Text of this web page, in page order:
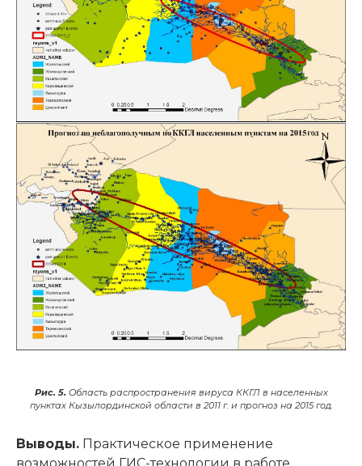
Рис. 5. Область распространения вируса ККГЛ в населенных
пунктах Кызылординской области в 2011 г. и прогноз на 2015 год.
Выводы. Практическое применение